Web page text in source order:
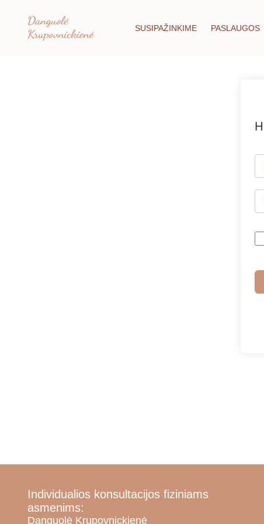
SUSIPAŽINKIME PASLAUGOS
Individualios konsultacijos fiziniams
asmenims:
Danguolė Krupovnickienė